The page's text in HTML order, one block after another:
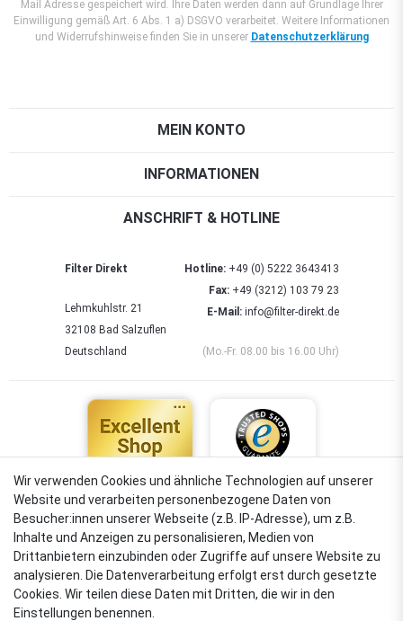
Mail Adresse gespeichert wird. Ihre Daten werden dann auf Grundlage Ihrer
Einwilligung gemäß Art. 6 Abs. 1 a) DSGVO verarbeitet. Weitere Informationen
und Widerrufshinweise finden Sie in unserer Datenschutzerklärung
MEIN KONTO
INFORMATIONEN
ANSCHRIFT & HOTLINE
Filter Direkt
Lehmkuhlstr. 21
32108 Bad Salzuflen
Deutschland
Hotline:+49 (0) 5222 3643413
Fax:+49 (3212) 103 79 23
E-Mail:info@filter-direkt.de
(Mo.-Fr. 08.00 bis 16.00 Uhr)
4,88
Sehr gut
VERSANDARTEN
Wir verwenden Cookies und ähnliche Technologien auf unserer
Website und verarbeiten personenbezogene Daten von
Besucher:innen unserer Webseite (z.B. IP-Adresse), um z.B.
Inhalte und Anzeigen zu personalisieren, Medien von
Drittanbietern einzubinden oder Zugriffe auf unsere Website zu
analysieren. Die Datenverarbeitung erfolgt erst durch gesetzte
Cookies. Wir teilen diese Daten mit Dritten, die wir in den
Einstellungen benennen.